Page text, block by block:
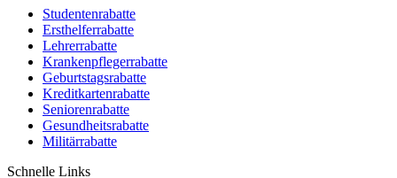
Studentenrabatte
Ersthelferrabatte
Lehrerrabatte
Krankenpflegerrabatte
Geburtstagsrabatte
Kreditkartenrabatte
Seniorenrabatte
Gesundheitsrabatte
Militärrabatte
Schnelle Links